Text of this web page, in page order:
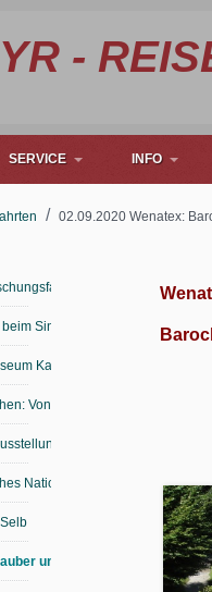
-
SERVICE INFO
/ 02.09.2020 Wenatex:
Singenden Wirt
Karlsruhe
Von Goya bis Manet
in Friedberg und Aichach
Nationalmuseum
und Wasserspiele in